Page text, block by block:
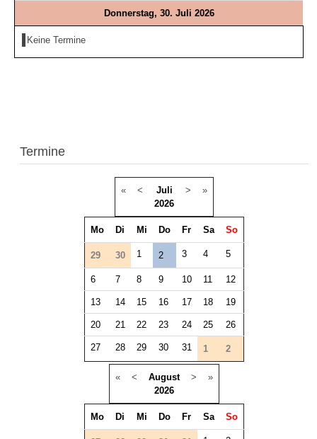
Donnerstag, 30. Juli 2026
Keine Termine
Termine
« <
Juli
2026
> »
Mo Di Mi Do Fr Sa So
29 30 1 2 3 4 5
6 7 8 9 10 11 12
13 14 15 16 17 18 19
20 21 22 23 24 25 26
27 28 29 30 31 1 2
« <
August
2026
> »
Mo Di Mi Do Fr Sa So